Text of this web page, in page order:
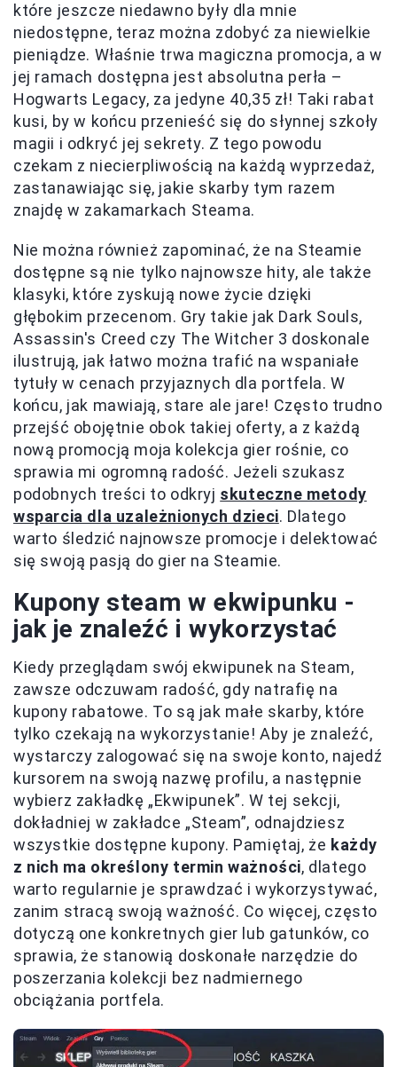
które jeszcze niedawno były dla mnie
niedostępne, teraz można zdobyć za niewielkie
pieniądze. Właśnie trwa magiczna promocja, a w
jej ramach dostępna jest absolutna perła –
Hogwarts Legacy, za jedyne 40,35 zł! Taki rabat
kusi, by w końcu przenieść się do słynnej szkoły
magii i odkryć jej sekrety. Z tego powodu
czekam z niecierpliwością na każdą wyprzedaż,
zastanawiając się, jakie skarby tym razem
znajdę w zakamarkach Steama.
Nie można również zapominać, że na Steamie
dostępne są nie tylko najnowsze hity, ale także
klasyki, które zyskują nowe życie dzięki
głębokim przecenom. Gry takie jak Dark Souls,
Assassin's Creed czy The Witcher 3 doskonale
ilustrują, jak łatwo można trafić na wspaniałe
tytuły w cenach przyjaznych dla portfela. W
końcu, jak mawiają, stare ale jare! Często trudno
przejść obojętnie obok takiej oferty, a z każdą
nową promocją moja kolekcja gier rośnie, co
sprawia mi ogromną radość. Jeżeli szukasz
podobnych treści to odkryj skuteczne metody
wsparcia dla uzależnionych dzieci. Dlatego
warto śledzić najnowsze promocje i delektować
się swoją pasją do gier na Steamie.
Kupony steam w ekwipunku -
jak je znaleźć i wykorzystać
Kiedy przeglądam swój ekwipunek na Steam,
zawsze odczuwam radość, gdy natrafię na
kupony rabatowe. To są jak małe skarby, które
tylko czekają na wykorzystanie! Aby je znaleźć,
wystarczy zalogować się na swoje konto, najedź
kursorem na swoją nazwę profilu, a następnie
wybierz zakładkę „Ekwipunek”. W tej sekcji,
dokładniej w zakładce „Steam”, odnajdziesz
wszystkie dostępne kupony. Pamiętaj, że każdy
z nich ma określony termin ważności, dlatego
warto regularnie je sprawdzać i wykorzystywać,
zanim stracą swoją ważność. Co więcej, często
dotyczą one konkretnych gier lub gatunków, co
sprawia, że stanowią doskonałe narzędzie do
poszerzania kolekcji bez nadmiernego
obciążania portfela.